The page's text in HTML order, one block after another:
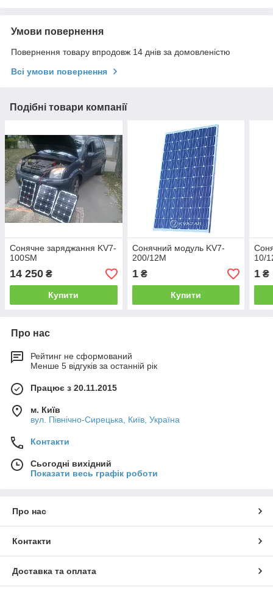
Умови повернення
Повернення товару впродовж 14 днів за домовленістю
Всі умови повернення
Подібні товари компанії
Сонячне заряджання KV7-
100SM
14 250 ₴
Купити
Сонячний модуль KV7-
200/12М
1₴
Купити
10/
1 ₴
Про нас
Рейтинг не сформований
Менше 5 відгуків за останній рік
Працює з 20.11.2015
м. Київ
вул. Північно-Сирецька, Київ, Україна
Контакти
Сьогодні вихідний
Показати весь графік роботи
Про нас
Контакти
Доставка та оплата